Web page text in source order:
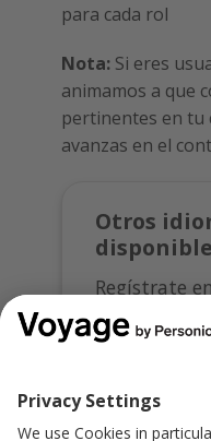
para cada rol
Nota: Si eres
animamos a que
pertinentes en tu
avanzas en el
Otros
Regístrate
en: